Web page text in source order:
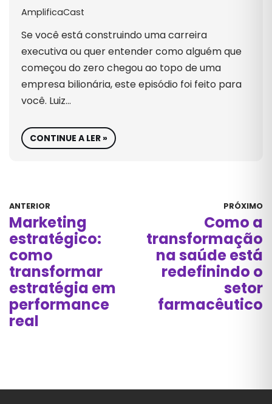
AmplificaCast
Se você está construindo uma carreira
executiva ou quer entender como alguém que
começou do zero chegou ao topo de uma
empresa bilionária, este episódio foi feito para
você. Luiz…
CONTINUE A LER »
ANTERIOR
Marketing
estratégico:
como
transformar
estratégia em
performance
real
PRÓXIMO
Como a
transformação
na saúde está
redefinindo o
setor
farmacêutico